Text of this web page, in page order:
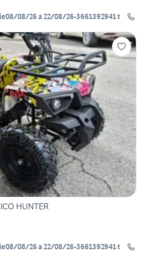
08/26 a 22/08/26-3661392941 t
HUNTER
08/26 a 22/08/26-3661392941 t